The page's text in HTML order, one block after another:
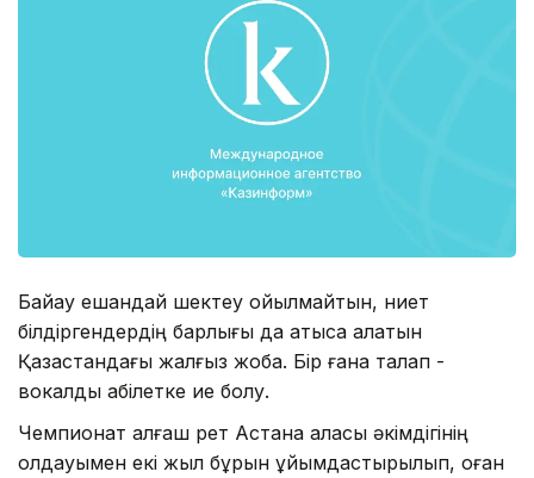
Байқау ешқандай шектеу қойылмайтын, ниет
білдіргендердің барлығы да қатыса алатын
Қазақстандағы жалғыз жоба. Бір ғана талап -
вокалдық қабілетке ие болу.
Чемпионат алғаш рет Астана қаласы әкімдігінің
қолдауымен екі жыл бұрын ұйымдастырылып, оған